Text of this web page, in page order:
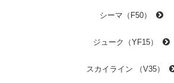
シーマ（F50）
ジューク（YF15）
スカイライン （V35）